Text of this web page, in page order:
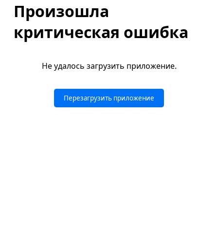
Произошла
критическая ошибка
Не удалось загрузить приложение.
Перезагрузить приложение